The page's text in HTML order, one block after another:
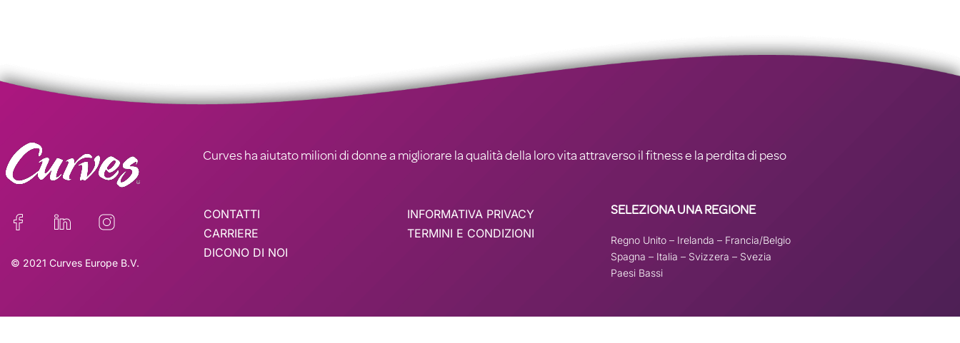
Curves ha aiutato milioni di donne a migliorare la qualità della loro vita attraverso il fitness e la perdita di peso
© 2021 Curves Europe B.V.
CONTATTI
CARRIERE
DICONO DI NOI
INFORMATIVA PRIVACY
TERMINI E CONDIZIONI
SELEZIONA UNA REGIONE
Regno Unito – Irelanda – Francia/Belgio
Spagna – Italia – Svizzera – Svezia
Paesi Bassi